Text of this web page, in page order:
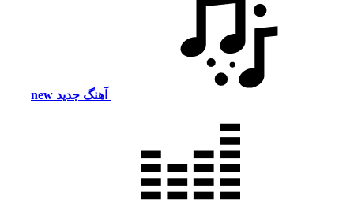
آهنگ جدید new